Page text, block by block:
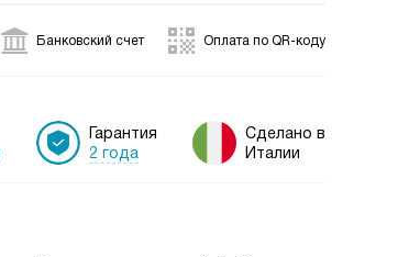
Банковский счет Оплата по QR-коду
Гарантия
2 года
Сделано в
Италии